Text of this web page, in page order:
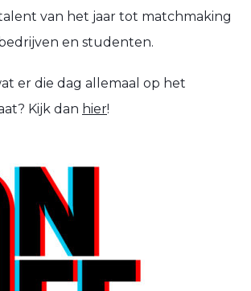
van het jaar tot matchmaking
en studenten.
er die dag allemaal op het
Kijk dan hier!